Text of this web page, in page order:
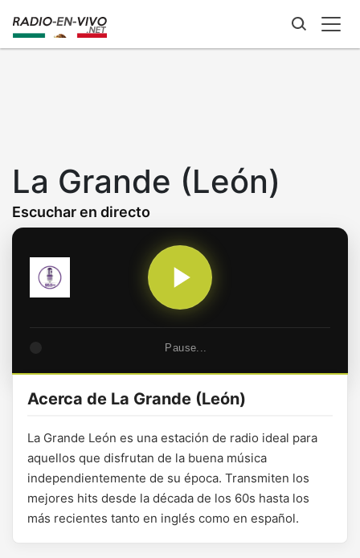
main
La Grande (León)
Escuchar en directo
Pause...
Acerca de La Grande (León)
La Grande León es una estación de radio ideal para
aquellos que disfrutan de la buena música
independientemente de su época. Transmiten los
mejores hits desde la década de los 60s hasta los
más recientes tanto en inglés como en español.